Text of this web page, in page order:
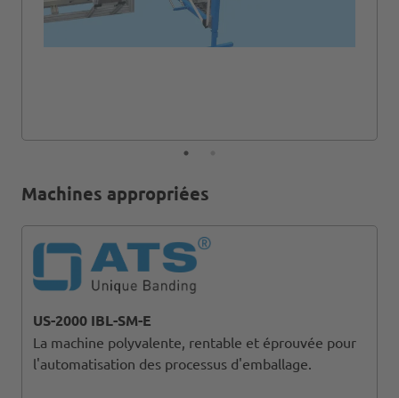
Machines appropriées
US-2000 IBL-SM-E
La machine polyvalente, rentable et éprouvée pour
l'automatisation des processus d'emballage.